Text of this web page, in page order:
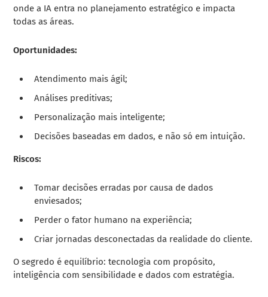
onde a IA entra no planejamento estratégico e impacta
todas as áreas.
Oportunidades:
Atendimento mais ágil;
Análises preditivas;
Personalização mais inteligente;
Decisões baseadas em dados, e não só em intuição.
Riscos:
Tomar decisões erradas por causa de dados
enviesados;
Perder o fator humano na experiência;
Criar jornadas desconectadas da realidade do cliente.
O segredo é equilíbrio: tecnologia com propósito,
inteligência com sensibilidade e dados com estratégia.